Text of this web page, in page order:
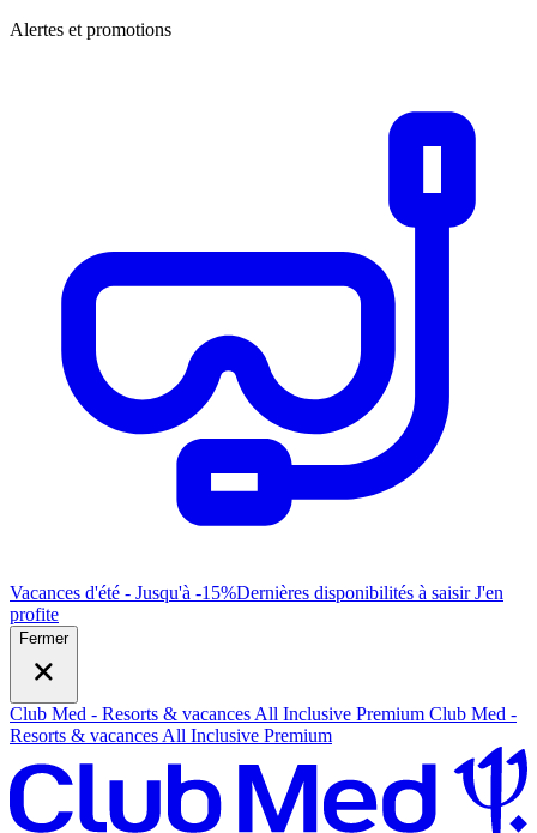
Alertes et promotions
Vacances d'été - Jusqu'à -15%Dernières disponibilités à saisirJ'en
profite
Fermer
Club Med - Resorts & vacances All Inclusive Premium Club Med -
Resorts & vacances All Inclusive Premium